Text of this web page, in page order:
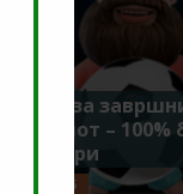
за
– 100%
денари
15, 2026